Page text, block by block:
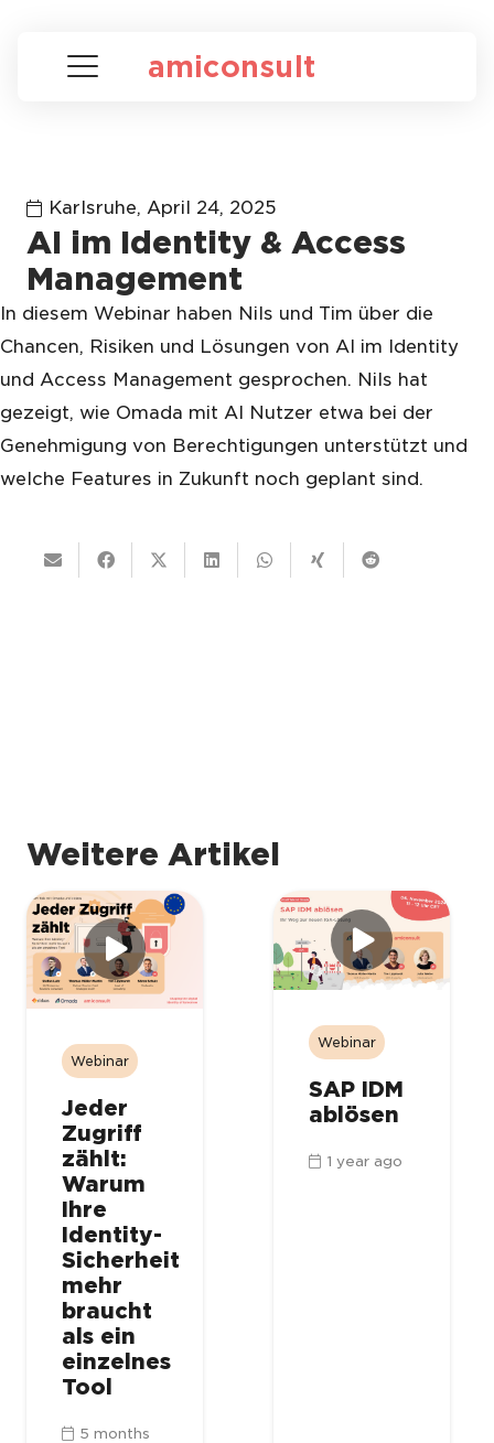
amiconsult
Karlsruhe,April 24, 2025
AI im Identity & Access
Management
In diesem Webinar haben Nils und Tim über die
Chancen, Risiken und Lösungen von AI im Identity
und Access Management gesprochen. Nils hat
gezeigt, wie Omada mit AI Nutzer etwa bei der
Genehmigung von Berechtigungen unterstützt und
welche Features in Zukunft noch geplant sind.
Weitere Artikel
Webinar
Jeder
Zugriff
zählt:
Warum
Ihre
Identity-
Sicherheit
mehr
braucht
als ein
einzelnes
Tool
5 months
Webinar
SAP IDM
ablösen
1 year ago